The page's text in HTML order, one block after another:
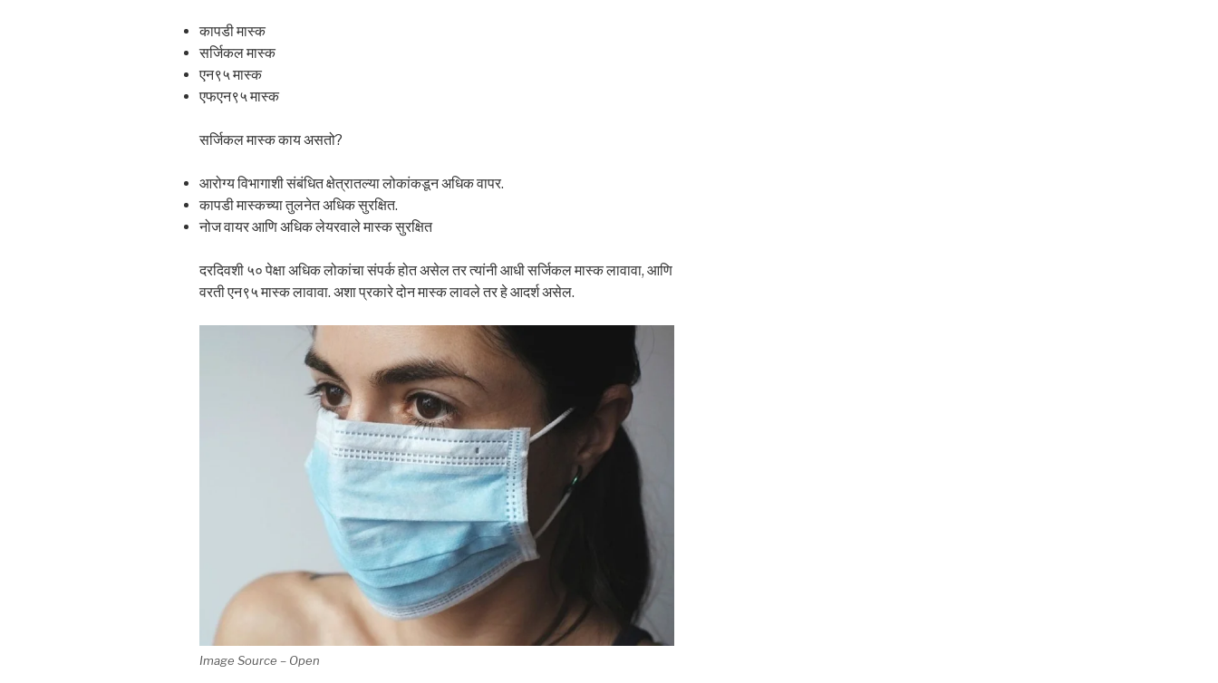
कापडी मास्क
सर्जिकल मास्क
एन९५ मास्क
एफएन९५ मास्क
सर्जिकल मास्क काय असतो?
आरोग्य विभागाशी संबंधित क्षेत्रातल्या लोकांकडून अधिक वापर.
कापडी मास्कच्या तुलनेत अधिक सुरक्षित.
नोज वायर आणि अधिक लेयरवाले मास्क सुरक्षित
दरदिवशी ५० पेक्षा अधिक लोकांचा संपर्क होत असेल तर त्यांनी आधी सर्जिकल मास्क लावावा, आणि
वरती एन९५ मास्क लावावा. अशा प्रकारे दोन मास्क लावले तर हे आदर्श असेल.
Image Source – Open